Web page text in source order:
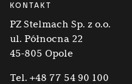
KONTAKT
PZ Stelmach Sp. z o.o.
ul. Północna 22
45-805 Opole
Tel. +48 77 54 90 100